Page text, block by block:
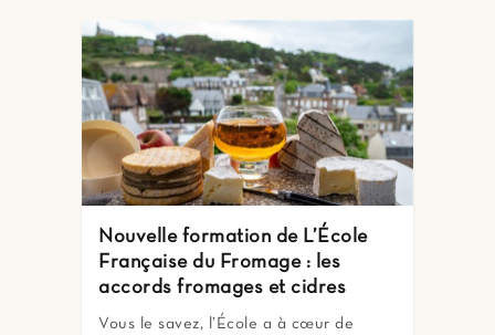
Nouvelle formation de L’École
Française du Fromage : les
accords fromages et cidres
Vous le savez, l’École a à cœur de